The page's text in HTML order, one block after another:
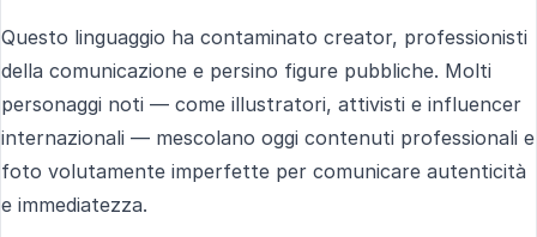
Questo linguaggio ha contaminato creator, professionisti
della comunicazione e persino figure pubbliche. Molti
personaggi noti — come illustratori, attivisti e influencer
internazionali — mescolano oggi contenuti professionali e
foto volutamente imperfette per comunicare autenticità
e immediatezza.